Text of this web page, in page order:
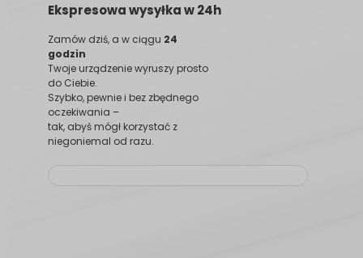
Ekspresowa wysyłka w 24h
Zamów dziś, a w ciągu 24
godzin
Twoje urządzenie wyruszy prosto
do Ciebie.
Szybko, pewnie i bez zbędnego
oczekiwania –
tak, abyś mógł korzystać z
niegoniemal od razu.